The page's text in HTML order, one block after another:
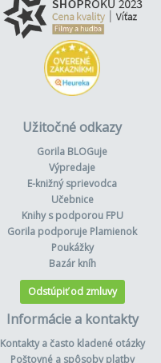
Užitočné odkazy
Gorila BLOGuje
Výpredaje
E-knižný sprievodca
Učebnice
Knihy s podporou FPU
Gorila podporuje Plamienok
Poukážky
Bazár kníh
Odstúpiť od zmluvy
Informácie a kontakty
Kontakty a často kladené otázky
Poštovné a spôsoby platby